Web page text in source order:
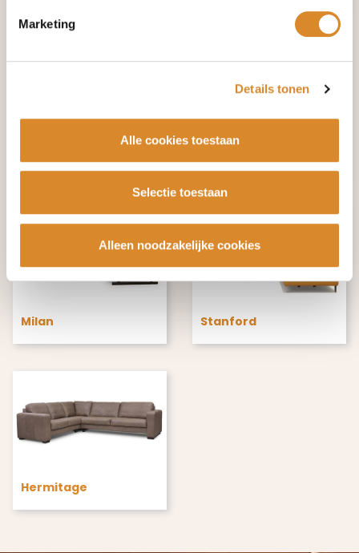
Marketing
Details tonen
Alle cookies toestaan
Selectie toestaan
Alleen noodzakelijke cookies
Milan Stanford
Hermitage